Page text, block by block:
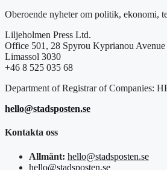
Oberoende nyheter om politik, ekonomi,
Liljeholmen Press Ltd.
Office 501, 28 Spyrou Kyprianou Avenue
Limassol 3030
+46 8 525 035 68
Department of Registrar of Companies:
hello@stadsposten.se
Kontakta oss
Allmänt: hello@stadsposten.se
hello@stadsposten.se